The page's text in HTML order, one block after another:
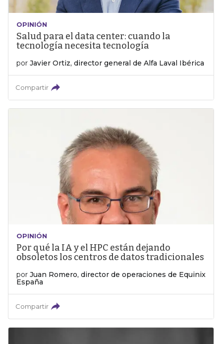
OPINIÓN
Salud para el data center: cuando la
tecnología necesita tecnología
por Javier Ortiz, director general de Alfa Laval Ibérica
Compartir
OPINIÓN
Por qué la IA y el HPC están dejando
obsoletos los centros de datos tradicionales
por Juan Romero, director de operaciones de Equinix
España
Compartir